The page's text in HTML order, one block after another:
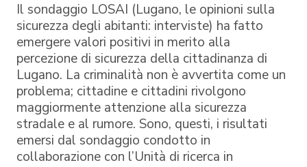
Il sondaggio LOSAI (Lugano, le opinioni sulla
sicurezza degli abitanti: interviste) ha fatto
emergere valori positivi in merito alla
percezione di sicurezza della cittadinanza di
Lugano. La criminalità non è avvertita come un
problema; cittadine e cittadini rivolgono
maggiormente attenzione alla sicurezza
stradale e al rumore. Sono, questi, i risultati
emersi dal sondaggio condotto in
collaborazione con l’Unità di ricerca in